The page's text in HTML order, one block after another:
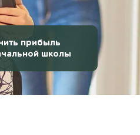
прибыль
школы